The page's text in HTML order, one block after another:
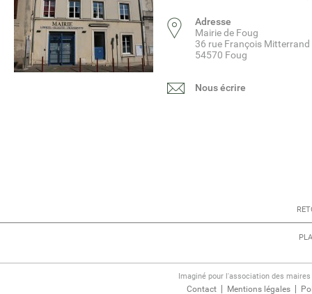
NEWS
Faouine
Adresse
Mairie de Foug
36 rue François Mitterrand
54570 Foug
Nous écrire
Imaginé pour l'association des
Contact Mentions légales